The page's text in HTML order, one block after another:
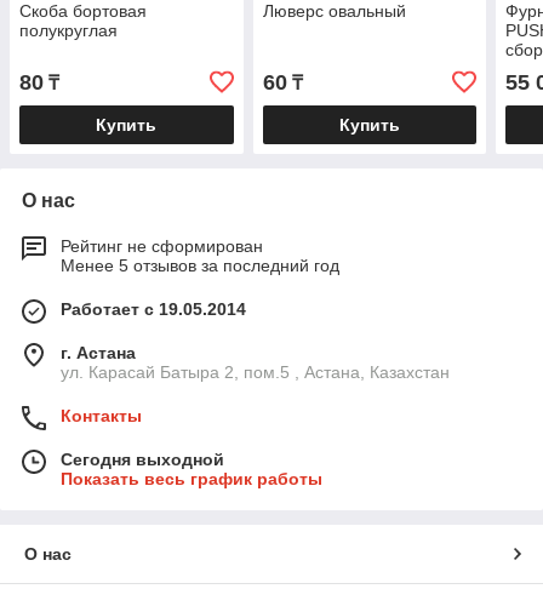
Скоба бортовая
полукруглая
80 ₸
Купить
Люверс овальный
60₸
Купить
55
О нас
Рейтинг не сформирован
Менее 5 отзывов за последний год
Работает с 19.05.2014
г. Астана
ул. Карасай Батыра 2, пом.5 , Астана, Казахстан
Контакты
Сегодня выходной
Показать весь график работы
О нас